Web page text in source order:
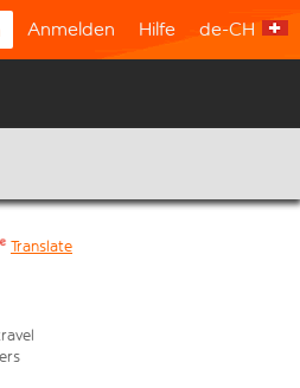
Anmelden Hilfe de-CH
Translate